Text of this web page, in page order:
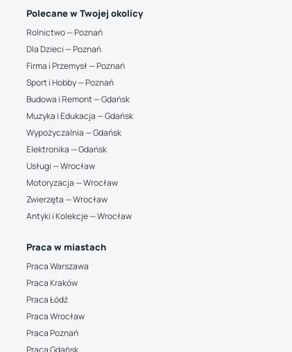
Polecane w Twojej okolicy
Rolnictwo — Poznań
Dla Dzieci — Poznań
Firma i Przemysł — Poznań
Sport i Hobby — Poznań
Budowa i Remont — Gdańsk
Muzyka i Edukacja — Gdańsk
Wypożyczalnia — Gdańsk
Elektronika — Gdańsk
Usługi — Wrocław
Motoryzacja — Wrocław
Zwierzęta — Wrocław
Antyki i Kolekcje — Wrocław
Praca w miastach
Praca Warszawa
Praca Kraków
Praca Łódź
Praca Wrocław
Praca Poznań
Praca Gdańsk